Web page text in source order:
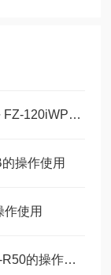
AND爱安德内置配重防尘防水电子天平 FZ-120iWP的操作使用
操作使用
使用
AND爱安德紧凑称重传感器 AD-4212L-R50的操作使用